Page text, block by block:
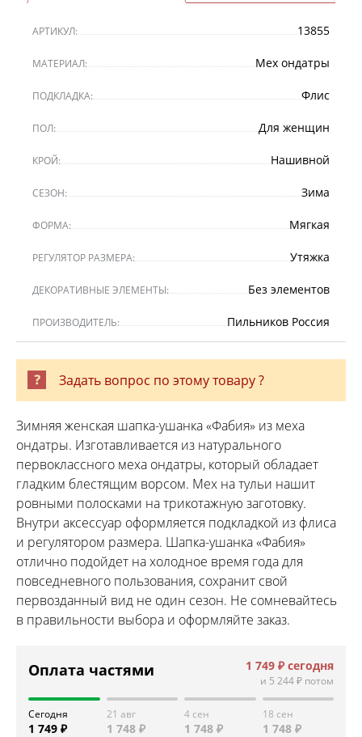
АРТИКУЛ: 13855
МАТЕРИАЛ: Мех ондатры
ПОДКЛАДКА: Флис
ПОЛ: Для женщин
КРОЙ: Нашивной
СЕЗОН: Зима
ФОРМА: Мягкая
РЕГУЛЯТОР РАЗМЕРА: Утяжка
ДЕКОРАТИВНЫЕ ЭЛЕМЕНТЫ: Без элементов
ПРОИЗВОДИТЕЛЬ: Пильников Россия
Задать вопрос по этому товару ?
Зимняя женская шапка-ушанка «Фабия» из меха
ондатры. Изготавливается из натурального
первоклассного меха ондатры, который обладает
гладким блестящим ворсом. Мех на тульи нашит
ровными полосками на трикотажную заготовку.
Внутри аксессуар оформляется подкладкой из флиса
и регулятором размера. Шапка-ушанка «Фабия»
отлично подойдет на холодное время года для
повседневного пользования, сохранит свой
первозданный вид не один сезон. Не сомневайтесь
в правильности выбора и оформляйте заказ.
Оплата частями 1 749 ₽ сегодня
и 5 244 ₽ потом
Сегодня
1 749 ₽
21 авг
1 748 ₽
4 сен
1 748 ₽
18 сен
1 748 ₽